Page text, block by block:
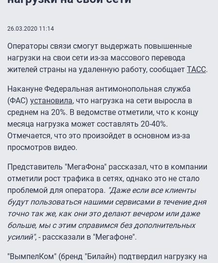
26.03.2020 11:14
Операторы связи смогут выдержать повышенные
нагрузки на свои сети из-за массового перевода
жителей страны на удаленную работу, сообщает ТАСС.
Накануне Федеральная антимонопольная служба
(ФАС) установила, что нагрузка на сети выросла в
среднем на 20%. В ведомстве отметили, что к концу
месяца нагрузка может составлять 20-40%.
Отмечается, что это произойдет в основном из-за
просмотров видео.
Представитель "МегаФона" рассказал, что в компании
отметили рост трафика в сетях, однако это не стало
проблемой для оператора. "Даже если все клиенты
будут пользоваться нашими сервисами в течение дня
точно так же, как они это делают вечером или даже
больше, мы с этим справимся без дополнительных
усилий", - рассказали в "Мегафоне".
"ВымпелКом" (бренд "Билайн) подтвердил нагрузку на